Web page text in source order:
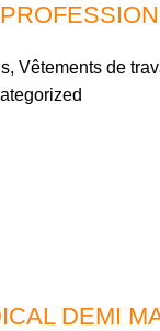
, Vêtements de
DEMI